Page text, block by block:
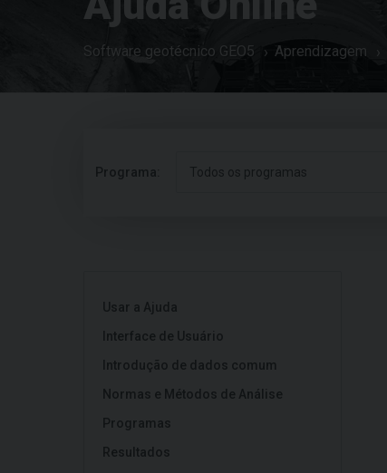
Software geotécnico GEO5 Aprendizagem
Programa: Todos os programas
Usar a Ajuda
Interface de Usuário
Introdução de dados comum
Normas e Métodos de Análise
Programas
Resultados